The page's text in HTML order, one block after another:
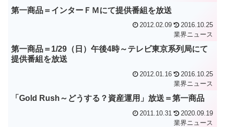
第一商品＝インターＦＭにて提供番組を放送
2012.02.09
2016.10.25
業界ニュース
第一商品＝1/29（日）午後4時～テレビ東京系列局にて
提供番組を放送
2012.01.16
2016.10.25
業界ニュース
「Gold Rush～どうする？資産運用」放送＝第一商品
2011.10.31
2020.09.19
業界ニュース